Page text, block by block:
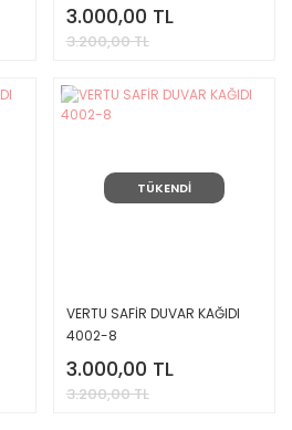
3.000,00 TL
3.200,00 TL
TÜKENDİ
VERTU SAFİR DUVAR KAĞIDI
4002-8
3.000,00 TL
3.200,00 TL